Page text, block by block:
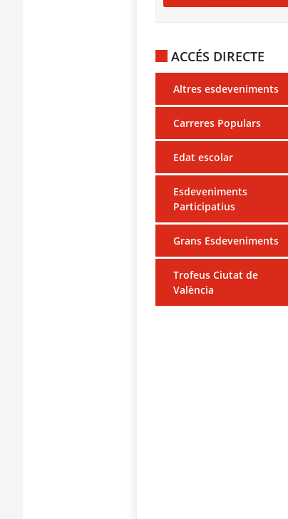
ACCÉS DIRECTE
Altres esdeveniments
Carreres Populars
Edat escolar
Esdeveniments
Participatius
Grans Esdeveniments
Trofeus Ciutat de
València